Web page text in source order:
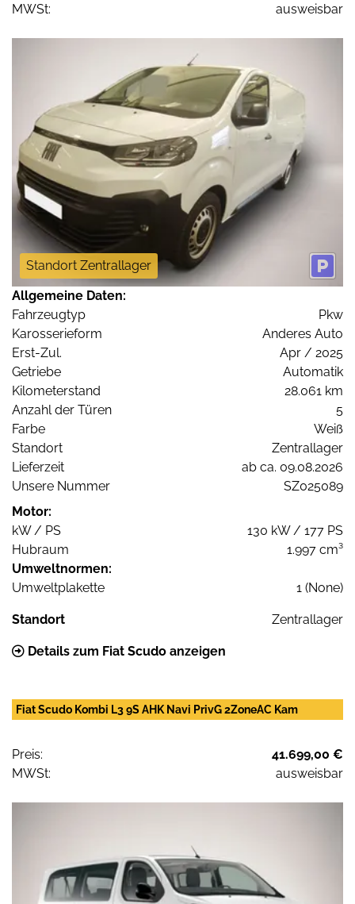
MWSt:
ausweisbar
Standort Zentrallager
Allgemeine Daten:
Fahrzeugtyp
Pkw
Karosserieform
Anderes Auto
Erst-Zul.
Apr / 2025
Getriebe
Automatik
Kilometerstand
28.061 km
Anzahl der Türen
5
Farbe
Weiß
Standort
Zentrallager
Lieferzeit
ab ca. 09.08.2026
Unsere Nummer
SZ025089
Motor:
kW / PS
130 kW / 177 PS
Hubraum
1.997 cm³
Umweltnormen:
Umweltplakette
1 (None)
Standort Zentrallager
Details zum Fiat Scudo anzeigen
Fiat Scudo Kombi L3 9S AHK Navi PrivG 2ZoneAC Kam
Preis:
41.699,00 €
MWSt:
ausweisbar